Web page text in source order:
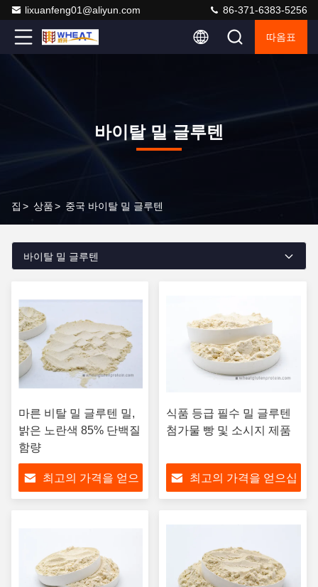
lixuanfeng01@aliyun.com 86-371-6383-5256
따옴표
바이탈 밀 글루텐
집 > 상품> 중국 바이탈 밀 글루텐
바이탈 밀 글루텐
마른 비탈 밀 글루텐 밀,
밝은 노란색 85% 단백질
함량
최고의 가격을 얻으
식품 등급 필수 밀 글루텐
첨가물 빵 및 소시지 제품
최고의 가격을 얻으십